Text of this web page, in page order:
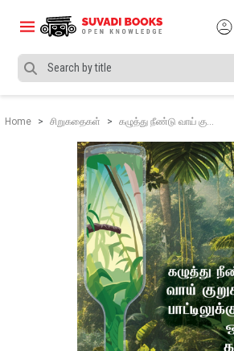
Home சிறுகதைகள் கழுத்து நீண்டு வாய் கு…